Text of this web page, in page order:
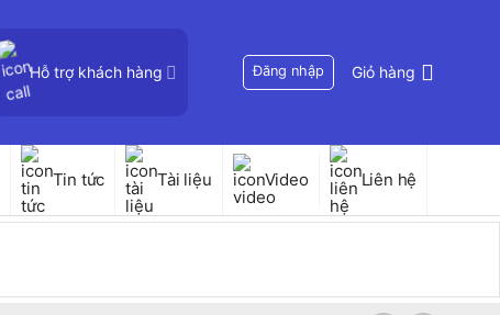
Hỗ trợ khách hàng Đăng nhập Giỏ hàng
Tin tức Tài liệu Video Liên hệ